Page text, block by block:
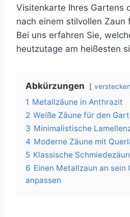
Visitenkarte Ihres Gartens
nach einem stilvollen Zaun
Bei uns erfahren Sie,
heutzutage am heißesten
Abkürzungen verstecken
1 Metallzäune in Anthrazit
2 Weiße Zäune für den
3 Minimalistische
4 Moderne Zäune mit
5 Klassische
6 Einen Metallzaun an sein
anpassen